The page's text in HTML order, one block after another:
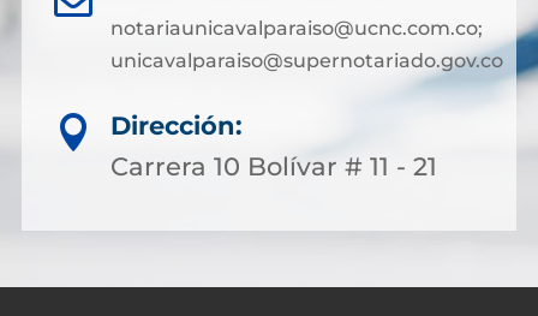
notariaunicavalparaiso@ucnc.com.co;
unicavalparaiso@supernotariado.gov.co

Dirección:
Carrera 10 Bolívar # 11 - 21